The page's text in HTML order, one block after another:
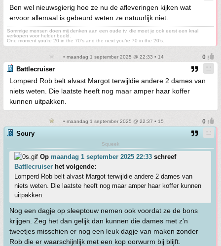
Ben wel nieuwsgierig hoe ze nu de afleveringen kijken wat
ervoor allemaal is gebeurd weten ze natuurlijk niet.
Sommige mensen doen mij denken aan een oude tv, die moet je ook eerst een knal
verkopen voor helder beeld.
One moment you’re 20 in the 70’s and the next you’re 70 in the 20’s.
• maandag 1 september 2025 @ 22:33 • 14
Battlecruiser
Lomperd Rob belt alvast Margot terwijldie andere 2 dames van
niets weten. Die laatste heeft nog maar amper haar koffer
kunnen uitpakken.
• maandag 1 september 2025 @ 22:37 • 15
Soury
Squeek
Op maandag 1 september 2025 22:33 schreef
Battlecruiser het volgende:
Lomperd Rob belt alvast Margot terwijldie andere 2 dames van
niets weten. Die laatste heeft nog maar amper haar koffer kunnen
uitpakken.
Nog een dagje op sleeptouw nemen ook voordat ze de bons
krijgen. Zeg het dan gelijk dan kunnen die dames met z'n
tweetjes misschien er nog een leuk dagje van maken zonder
Rob die er waarschijnlijk met een kop oorwurm bij blijft.